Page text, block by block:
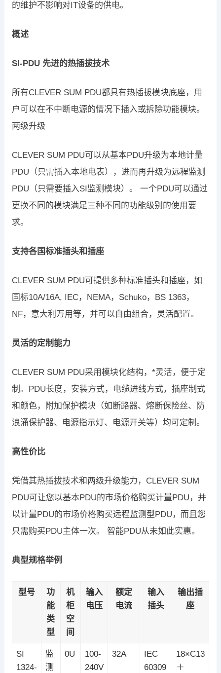
的维护不影响对IT设备的供电。
概述
SI-PDU 先进的热插拔技术
所有CLEVER SUM PDU都具有热插拔模块底座，用
户可以在不中断电源的情况下插入或拆除功能模块。
两级升级
CLEVER SUM PDU可以从基本PDU升级为本地计量
PDU（只需插入本地电表），进而再升级为远程监测
PDU（只需要插入SI监测模块）。 一个PDU可以通过
更换不同的模块满足三种不同的功能级别的使用要
求。
支持各国标准插头和插座
CLEVER SUM PDU可提供多种标准插头和插座，如
国标10A/16A, IEC，NEMA，Schuko，BS 1363，
NF，意大利万用等，并可以自由组合，灵活配置。
灵活的定制能力
CLEVER SUM PDU采用模块化结构，*灵活，便于定
制。PDU长度，安装方式，电缆进线方式，插座制式
和颜色，附加保护模块（如断路器、熔断保险丝、防
浪涌保护器、电源指示灯、电源开关等）均可定制。
高性价比
凭借其热插拔技术和两级升级能力，CLEVER SUM
PDU可让您以基本PDU的市场价格购买计量PDU，并
以计量PDU的市场价格购买远程监测型PDU，而且您
只需购买PDU主体一次。 智能PDU从未如此实惠。
典型规格举例
型号
功
能
类
型
机
柜
空
间
输入
电压
额定
电流
输入
插头
输出插
座
SI
1324-
监
测
0U
100-
240V
32A
IEC
60309
18×C13
＋